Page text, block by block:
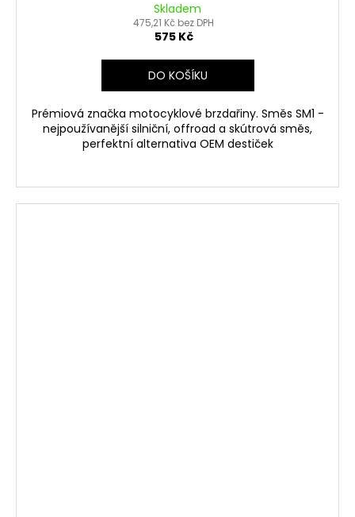
Skladem
475,21 Kč bez DPH
575 Kč
DO KOŠÍKU
Prémiová značka motocyklové brzdařiny. Směs SM1 -
nejpoužívanější silniční, offroad a skútrová směs,
perfektní alternativa OEM destiček